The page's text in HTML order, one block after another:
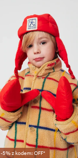
5% z kodem: OFF*